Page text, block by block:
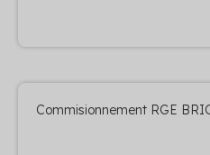
Commisionnement RGE